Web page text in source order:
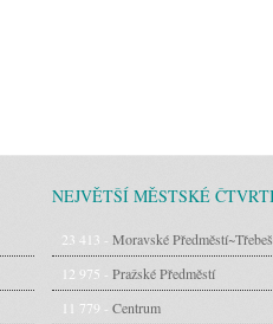
NEJVĚTŠÍ MĚSTSKÉ
23 413 - Moravské Předměstí~Třebeš
12 975 - Pražské Předměstí
11 779 - Centrum